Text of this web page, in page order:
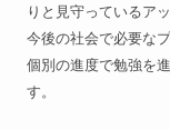
りと見守っているア
今後の社会で必要な
個別の進度で勉強を
す。